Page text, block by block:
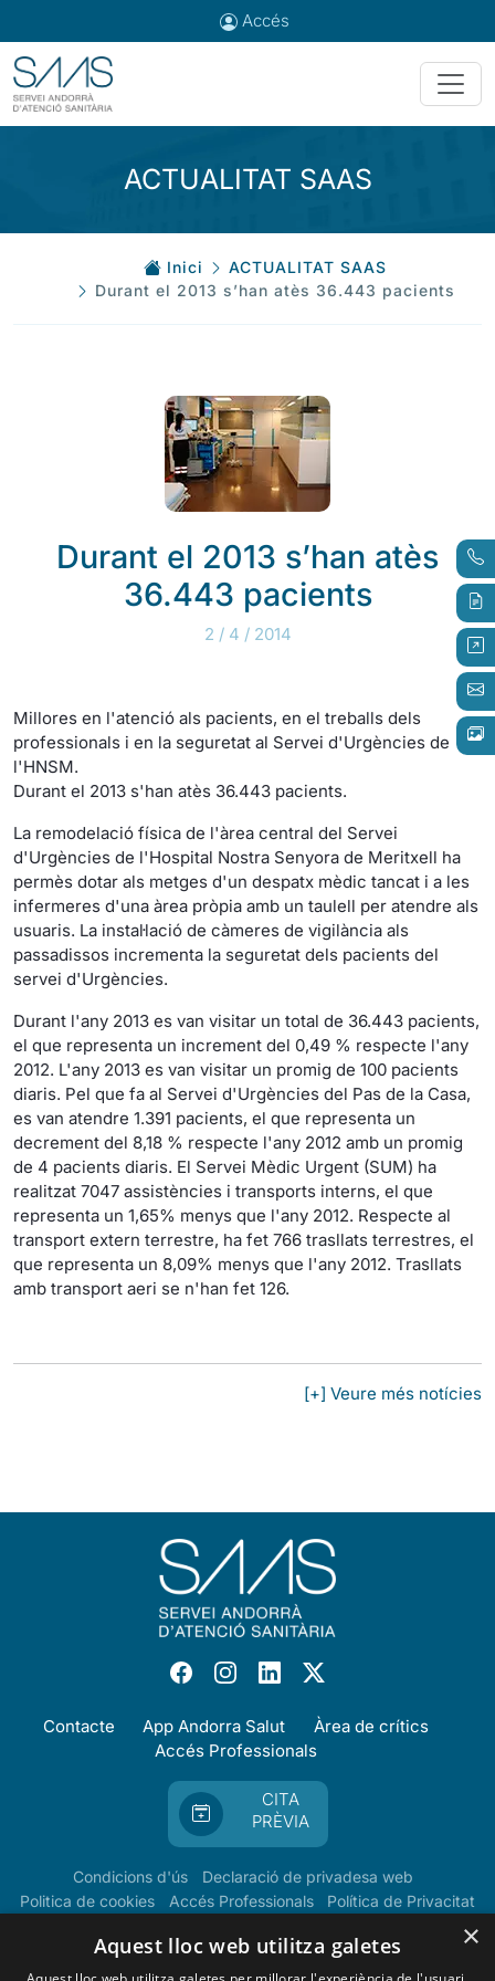
Accés
ACTUALITAT SAAS
Inici
ACTUALITAT SAAS
Durant el 2013 s’han atès 36.443 pacients
Durant el 2013 s’han atès
36.443 pacients
2 / 4 / 2014
Millores en l'atenció als pacients, en el treballs dels
professionals i en la seguretat al Servei d'Urgències de
l'HNSM.
Durant el 2013 s'han atès 36.443 pacients.
La remodelació física de l'àrea central del Servei
d'Urgències de l'Hospital Nostra Senyora de Meritxell ha
permès dotar als metges d'un despatx mèdic tancat i a les
infermeres d'una àrea pròpia amb un taulell per atendre als
usuaris. La instal·lació de càmeres de vigilància als
passadissos incrementa la seguretat dels pacients del
servei d'Urgències.
Durant l'any 2013 es van visitar un total de 36.443 pacients,
el que representa un increment del 0,49 % respecte l'any
2012. L'any 2013 es van visitar un promig de 100 pacients
diaris. Pel que fa al Servei d'Urgències del Pas de la Casa,
es van atendre 1.391 pacients, el que representa un
decrement del 8,18 % respecte l'any 2012 amb un promig
de 4 pacients diaris. El Servei Mèdic Urgent (SUM) ha
realitzat 7047 assistències i transports interns, el que
representa un 1,65% menys que l'any 2012. Respecte al
transport extern terrestre, ha fet 766 trasllats terrestres, el
que representa un 8,09% menys que l'any 2012. Trasllats
amb transport aeri se n'han fet 126.
[+] Veure més notícies
Contacte App Andorra Salut
Àrea de crítics
Accés Professionals
CITA
PRÈVIA
Condicions d'ús
Declaració de privadesa web
Politica de cookies
Accés Professionals Política de Privacitat
×
Aquest lloc web utilitza galetes